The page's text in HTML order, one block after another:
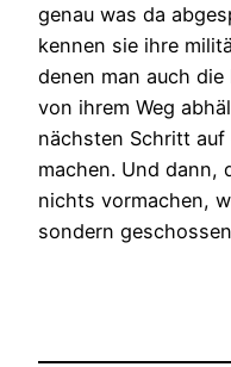
genau was da
kennen sie ihre
denen man auch
von ihrem Weg
nächsten Schritt
machen. Und dann,
nichts vormachen,
sondern